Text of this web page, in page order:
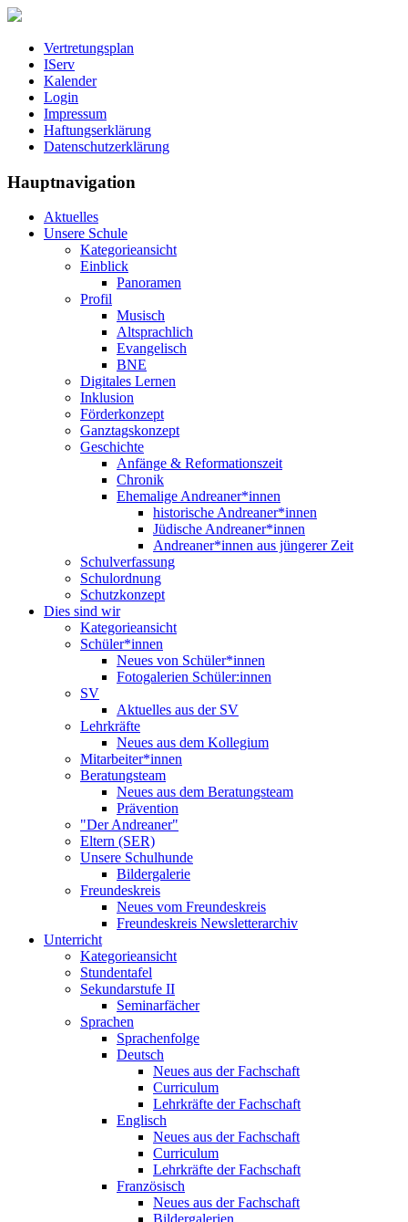
Vertretungsplan
IServ
Kalender
Login
Impressum
Haftungserklärung
Datenschutzerklärung
Hauptnavigation
Aktuelles
Unsere Schule
Kategorieansicht
Einblick
Panoramen
Profil
Musisch
Altsprachlich
Evangelisch
BNE
Digitales Lernen
Inklusion
Förderkonzept
Ganztagskonzept
Geschichte
Anfänge & Reformationszeit
Chronik
Ehemalige Andreaner*innen
historische Andreaner*innen
Jüdische Andreaner*innen
Andreaner*innen aus jüngerer Zeit
Schulverfassung
Schulordnung
Schutzkonzept
Dies sind wir
Kategorieansicht
Schüler*innen
Neues von Schüler*innen
Fotogalerien Schüler:innen
SV
Aktuelles aus der SV
Lehrkräfte
Neues aus dem Kollegium
Mitarbeiter*innen
Beratungsteam
Neues aus dem Beratungsteam
Prävention
"Der Andreaner"
Eltern (SER)
Unsere Schulhunde
Bildergalerie
Freundeskreis
Neues vom Freundeskreis
Freundeskreis Newsletterarchiv
Unterricht
Kategorieansicht
Stundentafel
Sekundarstufe II
Seminarfächer
Sprachen
Sprachenfolge
Deutsch
Neues aus der Fachschaft
Curriculum
Lehrkräfte der Fachschaft
Englisch
Neues aus der Fachschaft
Curriculum
Lehrkräfte der Fachschaft
Französisch
Neues aus der Fachschaft